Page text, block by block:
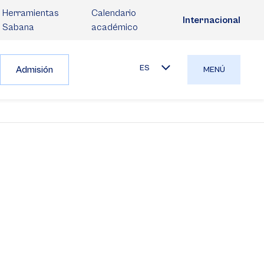
Herramientas
Sabana
Calendario
académico
Internacional
Admisión ES MENÚ